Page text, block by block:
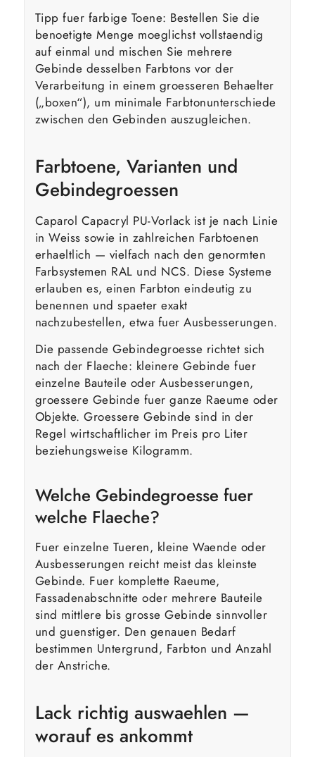
Tipp fuer farbige Toene: Bestellen Sie die
benoetigte Menge moeglichst vollstaendig
auf einmal und mischen Sie mehrere
Gebinde desselben Farbtons vor der
Verarbeitung in einem groesseren Behaelter
(„boxen“), um minimale Farbtonunterschiede
zwischen den Gebinden auszugleichen.
Farbtoene, Varianten und
Gebindegroessen
Caparol Capacryl PU-Vorlack ist je nach Linie
in Weiss sowie in zahlreichen Farbtoenen
erhaeltlich — vielfach nach den genormten
Farbsystemen RAL und NCS. Diese Systeme
erlauben es, einen Farbton eindeutig zu
benennen und spaeter exakt
nachzubestellen, etwa fuer Ausbesserungen.
Die passende Gebindegroesse richtet sich
nach der Flaeche: kleinere Gebinde fuer
einzelne Bauteile oder Ausbesserungen,
groessere Gebinde fuer ganze Raeume oder
Objekte. Groessere Gebinde sind in der
Regel wirtschaftlicher im Preis pro Liter
beziehungsweise Kilogramm.
Welche Gebindegroesse fuer
welche Flaeche?
Fuer einzelne Tueren, kleine Waende oder
Ausbesserungen reicht meist das kleinste
Gebinde. Fuer komplette Raeume,
Fassadenabschnitte oder mehrere Bauteile
sind mittlere bis grosse Gebinde sinnvoller
und guenstiger. Den genauen Bedarf
bestimmen Untergrund, Farbton und Anzahl
der Anstriche.
Lack richtig auswaehlen —
worauf es ankommt